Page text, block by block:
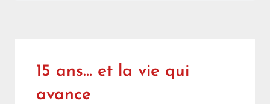
15 ans… et la vie qui
avance